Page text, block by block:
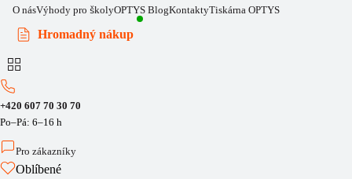
O násVýhody pro školyOPTYS BlogKontaktyTiskárna OPTYS
Hromadný nákup
+420 607 70 30 70
Po–Pá: 6–16 h
Pro zákazníky
Oblíbené